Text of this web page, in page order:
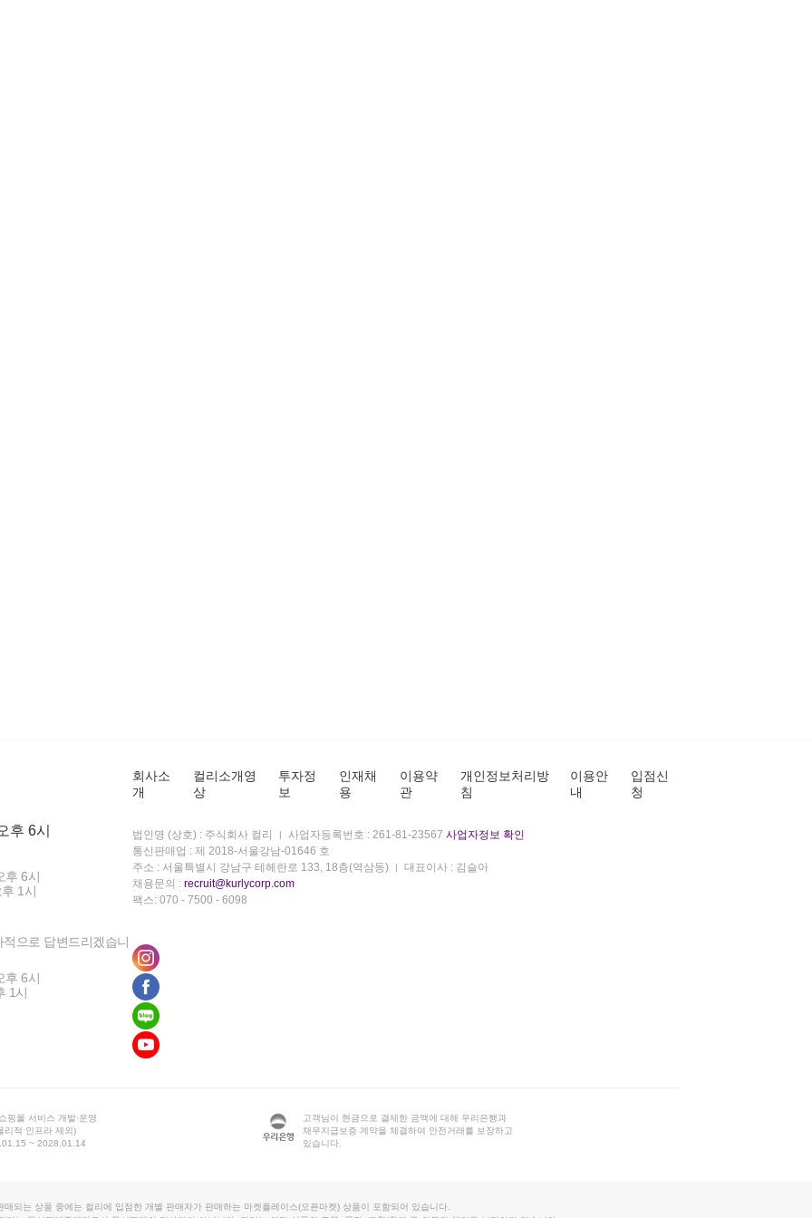
후 6시
후 6시
1시
으로 답변드리겠습니
후 6시
1시
회사소
개
컬리소개영
상
투자정
보
인재채
용
이용약
관
개인정보처리방
침
이용안
내
입점신
청
법인명 (상호) : 주식회사 컬리 사업자등록번호 : 261-81-23567 사업자정보 확인
통신판매업 : 제 2018-서울강남-01646 호
주소 : 서울특별시 강남구 테헤란로 133, 18층(역삼동)
대표이사 : 김슬아
채용문의 : recruit@kurlycorp.com
팩스: 070 - 7500 - 6098
핑몰 서비스 개발·운영
리적 인프라 제외)
~ 2028.01.14
고객님이 현금으로 결제한 금액에 대해 우리은행과
채무지급보증 계약을 체결하여 안전거래를 보장하고
있습니다.
매되는 상품 중에는 컬리에 입점한 개별 판매자가 판매하는 마켓플레이스(오픈마켓) 상품이 포함되어 있습니다.